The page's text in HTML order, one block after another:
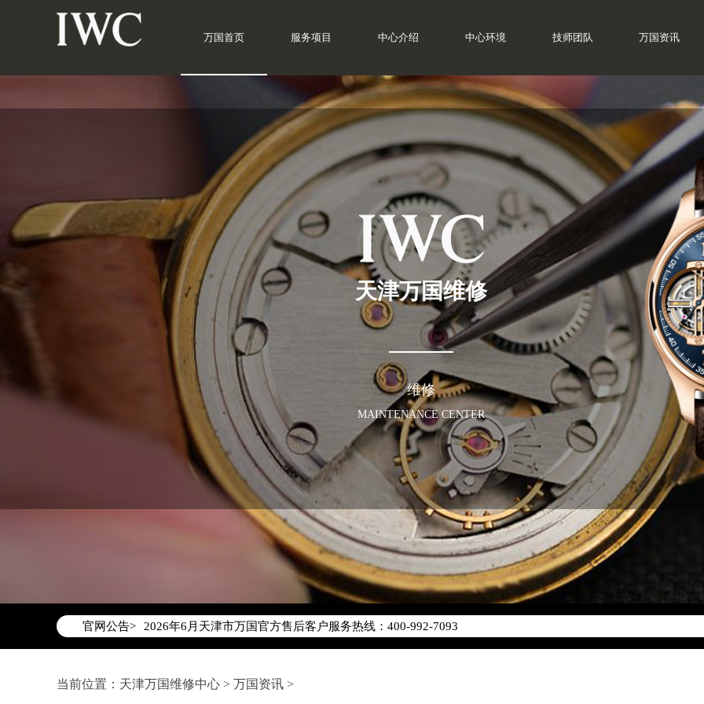
万国首页 服务项目 中心介绍 中心环境 技师团队 万国资讯
天津万国维修
维修
MAINTENANCE CENTER
官网公告>
2026年6月万国天津市售后服务网络优化升级公告
2026年6月天津市万国官方售后客户服务热线：400-992-7093
2026年6月万国售后服务中心最新网点地址：
天津市和平区赤峰道136号天津国际金融中心写字楼26层2603室（需提前预约）
节假日正常营业！
当前位置： 天津万国维修中心 > 万国资讯 >